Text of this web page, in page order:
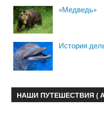
«Медведь»
История
НАШИ ПУТЕШЕСТВИЯ (